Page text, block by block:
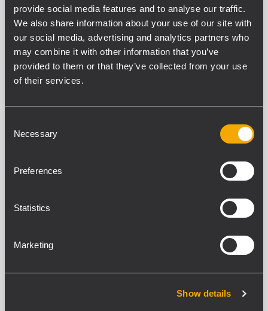
provide social media features and to analyse our traffic.
We also share information about your use of our site with
our social media, advertising and analytics partners who
may combine it with other information that you’ve
provided to them or that they’ve collected from your use
of their services.
Selection
Necessary
Preferences
Statistics
Marketing
Show details
Constant-Directivity-Horn mit großer
Abdeckung von 90° x 60°
XBOOST Low Frequencies Enhancer
ART 712-A MK5
129 dB maximaler Schalldruckpegel
Abdeckung von 90° x 60°
2-WEGE-AKTIVBOX
1400 Watt Peak-Leistung